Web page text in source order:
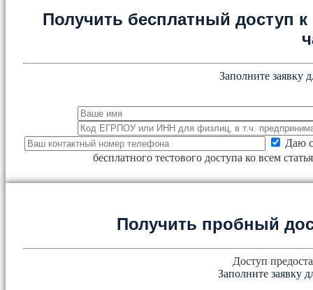
Получить бесплатный доступ к
Заполните заявку
Даю
бесплатного тестового доступа ко всем
Получить пробный
Доступ
Заполните заявку